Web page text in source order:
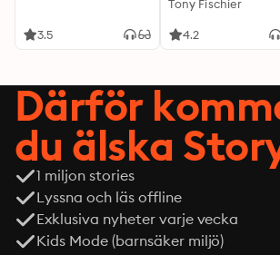
3.5
Tony Fischier
4.2
Därför
du älska
1 miljon stories
Lyssna och läs offline
Exklusiva nyheter varje vecka
Kids Mode (barnsäker miljö)